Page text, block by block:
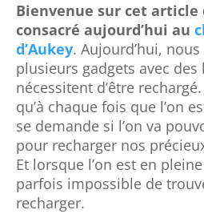
Bienvenue sur cet article
consacré aujourd’hui au
d’Aukey. Aujourd’hui,
plusieurs gadgets avec des
nécessitent d’être
qu’à chaque fois que l’on
se demande si l’on va
pour recharger nos
Et lorsque l’on est en
parfois impossible de
recharger.